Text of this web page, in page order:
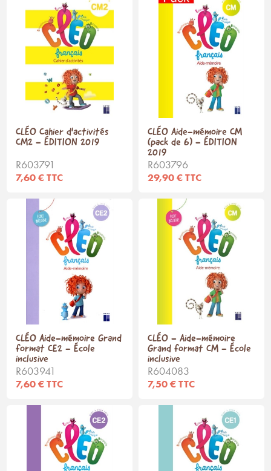
CLÉO Cahier d'activités
CM2 - ÉDITION 2019
R603791
7,60 € TTC
CLÉO Aide-mémoire CM
(pack de 6) - ÉDITION
2019
R603796
29,90 € TTC
CLÉO Aide-mémoire Grand
format CE2 - École
inclusive
R603941
7,60 € TTC
CLÉO - Aide-mémoire
Grand format CM - École
inclusive
R604083
7,50 € TTC